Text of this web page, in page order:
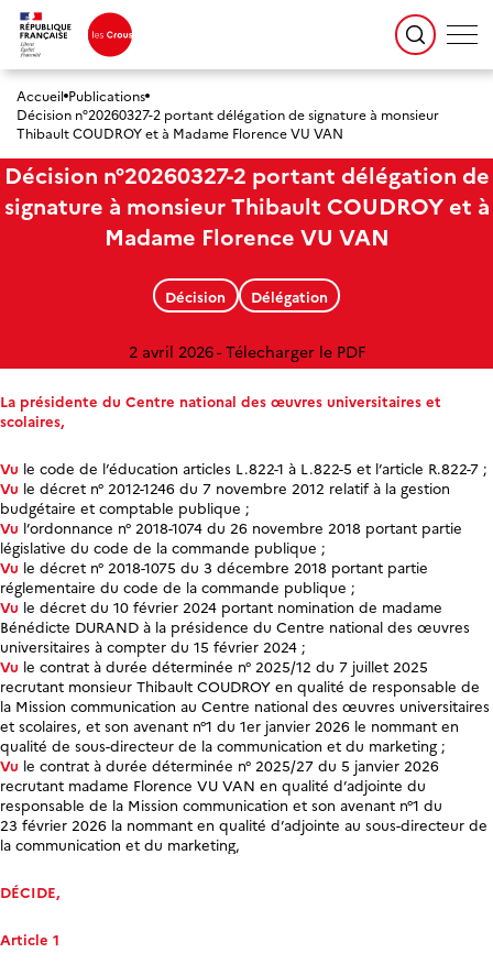
Accueil Publications
Décision n°20260327-2 portant délégation de signature à monsieur
Thibault COUDROY et à Madame Florence VU VAN
Décision n°20260327-2 portant délégation de
signature à monsieur Thibault COUDROY et à
Madame Florence VU VAN
Décision Délégation
2 avril 2026 Télecharger le PDF
La présidente du Centre national des œuvres universitaires et
scolaires,
Vu le code de l’éducation articles L.822-1 à L.822-5 et l’article R.822-7 ;
Vu le décret n° 2012-1246 du 7 novembre 2012 relatif à la gestion
budgétaire et comptable publique ;
Vu l’ordonnance n° 2018-1074 du 26 novembre 2018 portant partie
législative du code de la commande publique ;
Vu le décret n° 2018-1075 du 3 décembre 2018 portant partie
réglementaire du code de la commande publique ;
Vu le décret du 10 février 2024 portant nomination de madame
Bénédicte DURAND à la présidence du Centre national des œuvres
universitaires à compter du 15 février 2024 ;
Vu le contrat à durée déterminée n° 2025/12 du 7 juillet 2025
recrutant monsieur Thibault COUDROY en qualité de responsable de
la Mission communication au Centre national des œuvres universitaires
et scolaires, et son avenant n°1 du 1er janvier 2026 le nommant en
qualité de sous-directeur de la communication et du marketing ;
Vu le contrat à durée déterminée n° 2025/27 du 5 janvier 2026
recrutant madame Florence VU VAN en qualité d’adjointe du
responsable de la Mission communication et son avenant n°1 du
23 février 2026 la nommant en qualité d’adjointe au sous-directeur de
la communication et du marketing,
DÉCIDE,
Article 1